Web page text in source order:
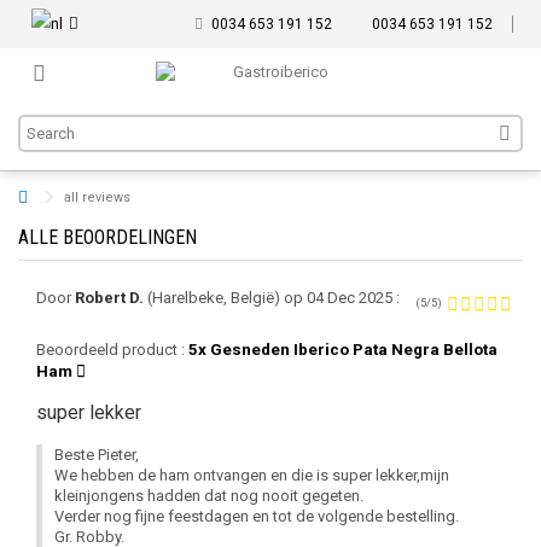
0034 653 191 152 0034 653 191 152
all reviews
ALLE BEOORDELINGEN
Door Robert D. (Harelbeke, België) op 04 Dec 2025 : (5/5)
Beoordeeld product : 5x Gesneden Iberico Pata Negra Bellota
Ham
super lekker
Beste Pieter,
We hebben de ham ontvangen en die is super lekker,mijn
kleinjongens hadden dat nog nooit gegeten.
Verder nog fijne feestdagen en tot de volgende bestelling.
Gr. Robby.